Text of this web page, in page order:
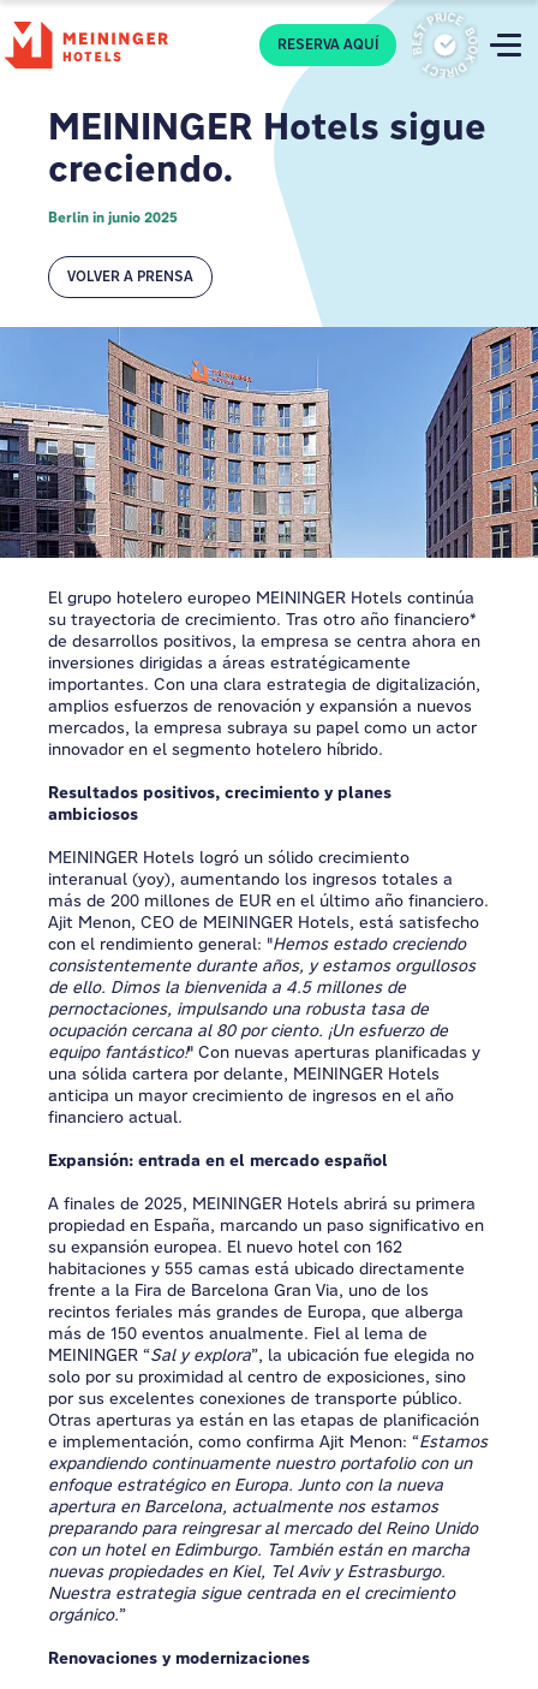
P RESERVA AQUÍ
MEININGER Hotels sigue
creciendo.
Berlin in junio 2025
VOLVER A PRENSA
El grupo hotelero europeo MEININGER Hotels continúa
su trayectoria de crecimiento. Tras otro año financiero*
de desarrollos positivos, la empresa se centra ahora en
inversiones dirigidas a áreas estratégicamente
importantes. Con una clara estrategia de digitalización,
amplios esfuerzos de renovación y expansión a nuevos
mercados, la empresa subraya su papel como un actor
innovador en el segmento hotelero híbrido.
Resultados positivos, crecimiento y planes
ambiciosos
MEININGER Hotels logró un sólido crecimiento
interanual (yoy), aumentando los ingresos totales a
más de 200 millones de EUR en el último año financiero.
Ajit Menon, CEO de MEININGER Hotels, está satisfecho
con el rendimiento general: "Hemos estado creciendo
consistentemente durante años, y estamos orgullosos
de ello. Dimos la bienvenida a 4.5 millones de
pernoctaciones, impulsando una robusta tasa de
ocupación cercana al 80 por ciento. ¡Un esfuerzo de
equipo fantástico!" Con nuevas aperturas planificadas y
una sólida cartera por delante, MEININGER Hotels
anticipa un mayor crecimiento de ingresos en el año
financiero actual.
Expansión: entrada en el mercado español
A finales de 2025, MEININGER Hotels abrirá su primera
propiedad en España, marcando un paso significativo en
su expansión europea. El nuevo hotel con 162
habitaciones y 555 camas está ubicado directamente
frente a la Fira de Barcelona Gran Via, uno de los
recintos feriales más grandes de Europa, que alberga
más de 150 eventos anualmente. Fiel al lema de
MEININGER “Sal y explora”, la ubicación fue elegida no
solo por su proximidad al centro de exposiciones, sino
por sus excelentes conexiones de transporte público.
Otras aperturas ya están en las etapas de planificación
e implementación, como confirma Ajit Menon: “Estamos
expandiendo continuamente nuestro portafolio con un
enfoque estratégico en Europa. Junto con la nueva
apertura en Barcelona, actualmente nos estamos
preparando para reingresar al mercado del Reino Unido
con un hotel en Edimburgo. También están en marcha
nuevas propiedades en Kiel, Tel Aviv y Estrasburgo.
Nuestra estrategia sigue centrada en el crecimiento
orgánico.”
Renovaciones y modernizaciones